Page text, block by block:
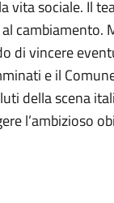
sociale. Il
cambiamento.
di vincere
e il
della scena
l’ambizioso